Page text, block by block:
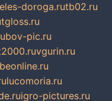
doroga.rutb02.ru
pic.ru
vgurin.ru
lucomoria.ru
igro-pictures.ru